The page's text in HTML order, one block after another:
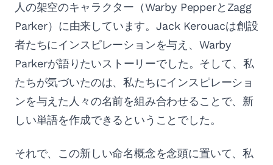
人の架空のキャラクター（Warby PepperとZagg
Parker）に由来しています。Jack Kerouacは創設
者たちにインスピレーションを与え、Warby
Parkerが語りたいストーリーでした。そして、私
たちが気づいたのは、私たちにインスピレーショ
ンを与えた人々の名前を組み合わせることで、新
しい単語を作成できるということでした。
それで、この新しい命名概念を念頭に置いて、私